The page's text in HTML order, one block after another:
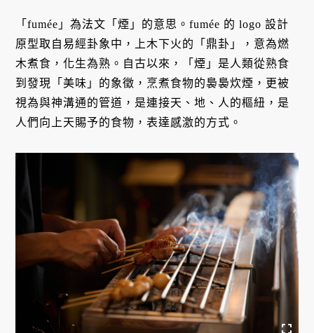
「fumée」為法文「煙」的意思。fumée 的 logo 設計
原型取自易經卦象中，上木下火的「鼎卦」，意為燃
木煮食，化生為熟。自古以來，「煙」是人類從熟食
到發現「美味」的象徵，烹煮食物的裊裊炊煙，更被
視為與神溝通的管道，是連接天、地、人的樞紐，是
人們向上天賜予的食物，表達感激的方式。